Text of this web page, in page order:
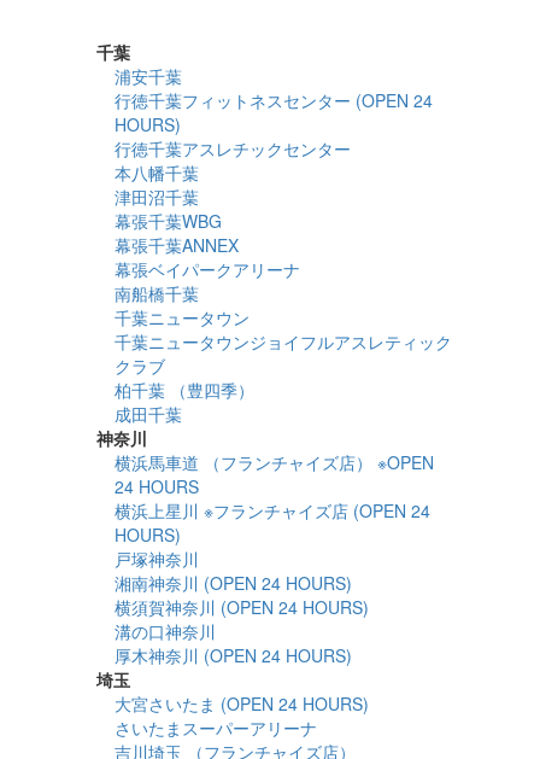
千葉
浦安千葉
行徳千葉フィットネスセンター (OPEN 24
HOURS)
行徳千葉アスレチックセンター
本八幡千葉
津田沼千葉
幕張千葉WBG
幕張千葉ANNEX
幕張ベイパークアリーナ
南船橋千葉
千葉ニュータウン
千葉ニュータウンジョイフルアスレティック
クラブ
柏千葉 （豊四季）
成田千葉
神奈川
横浜馬車道 （フランチャイズ店） ※OPEN
24 HOURS
横浜上星川 ※フランチャイズ店 (OPEN 24
HOURS)
戸塚神奈川
湘南神奈川 (OPEN 24 HOURS)
横須賀神奈川 (OPEN 24 HOURS)
溝の口神奈川
厚木神奈川 (OPEN 24 HOURS)
埼玉
大宮さいたま (OPEN 24 HOURS)
さいたまスーパーアリーナ
吉川埼玉 （フランチャイズ店）